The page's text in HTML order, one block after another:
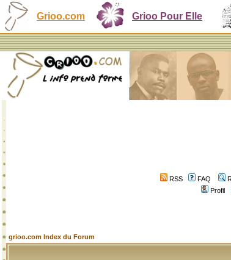
Grioo.com Grioo Pour Elle
RSS FAQ
Profil
grioo.com Index du Forum